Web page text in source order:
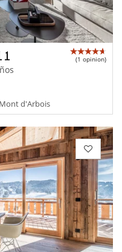
(1 opinion)
d'Arbois